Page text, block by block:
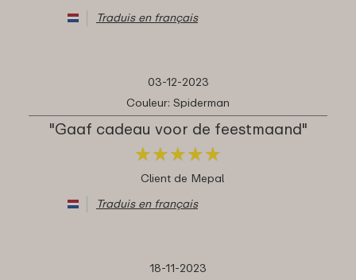
Traduis en français
03-12-2023
Couleur: Spiderman
"Gaaf cadeau voor de feestmaand"
★★★★★
★★★★★
Client de Mepal
Traduis en français
18-11-2023